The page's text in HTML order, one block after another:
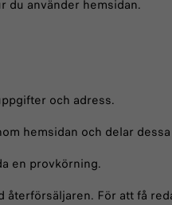
du använder hemsidan.
och adress.
hemsidan och delar
en provkörning.
För att få